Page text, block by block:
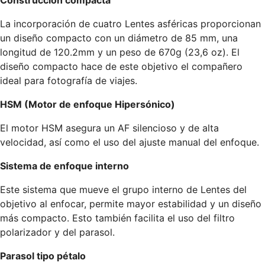
La incorporación de cuatro Lentes asféricas proporcionan
un diseño compacto con un diámetro de 85 mm, una
longitud de 120.2mm y un peso de 670g (23,6 oz). El
diseño compacto hace de este objetivo el compañero
ideal para fotografía de viajes.
HSM (Motor de enfoque Hipersónico)
El motor HSM asegura un AF silencioso y de alta
velocidad, así como el uso del ajuste manual del enfoque.
Sistema de enfoque interno
Este sistema que mueve el grupo interno de Lentes del
objetivo al enfocar, permite mayor estabilidad y un diseño
más compacto. Esto también facilita el uso del filtro
polarizador y del parasol.
Parasol tipo pétalo